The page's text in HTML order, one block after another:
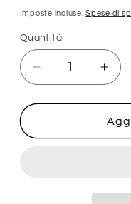
di
Imposte incluse.Spese di
Quantità
Diminuisci
quantità
per
Thermorossi
Zen
per
Zen